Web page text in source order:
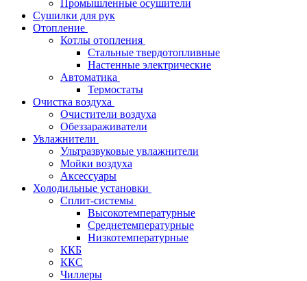
Промышленные осушители
Сушилки для рук
Отопление
Котлы отопления
Стальные твердотопливные
Настенные электрические
Автоматика
Термостаты
Очистка воздуха
Очистители воздуха
Обеззараживатели
Увлажнители
Ультразвуковые увлажнители
Мойки воздуха
Аксессуары
Холодильные установки
Сплит-системы
Высокотемпературные
Среднетемпературные
Низкотемпературные
ККБ
ККС
Чиллеры